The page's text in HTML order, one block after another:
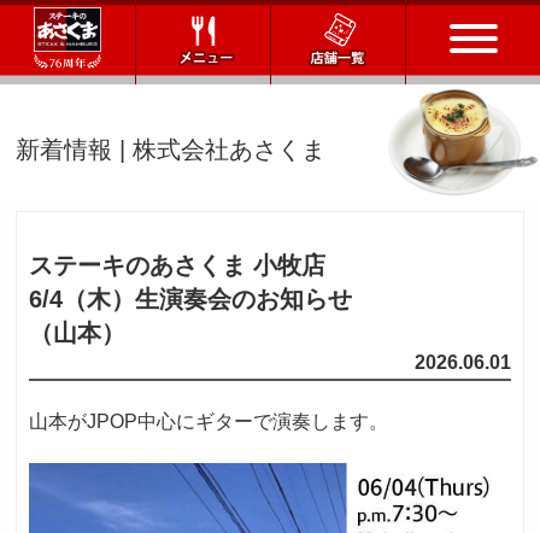
メニュー
会社情報
会社概要
IR情報
お問い合わせ
新着情報 | 株式会社あさくま
ステーキのあさくま 小牧店
6/4（木）生演奏会のお知らせ
（山本）
2026.06.01
山本がJPOP中心にギターで演奏します。